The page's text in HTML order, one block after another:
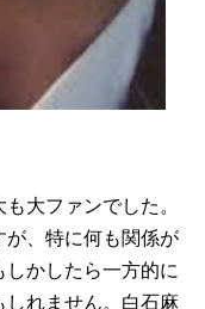
大ファンでした。
が、特に何も関係が
かしたら一方的に
しれません。白石麻